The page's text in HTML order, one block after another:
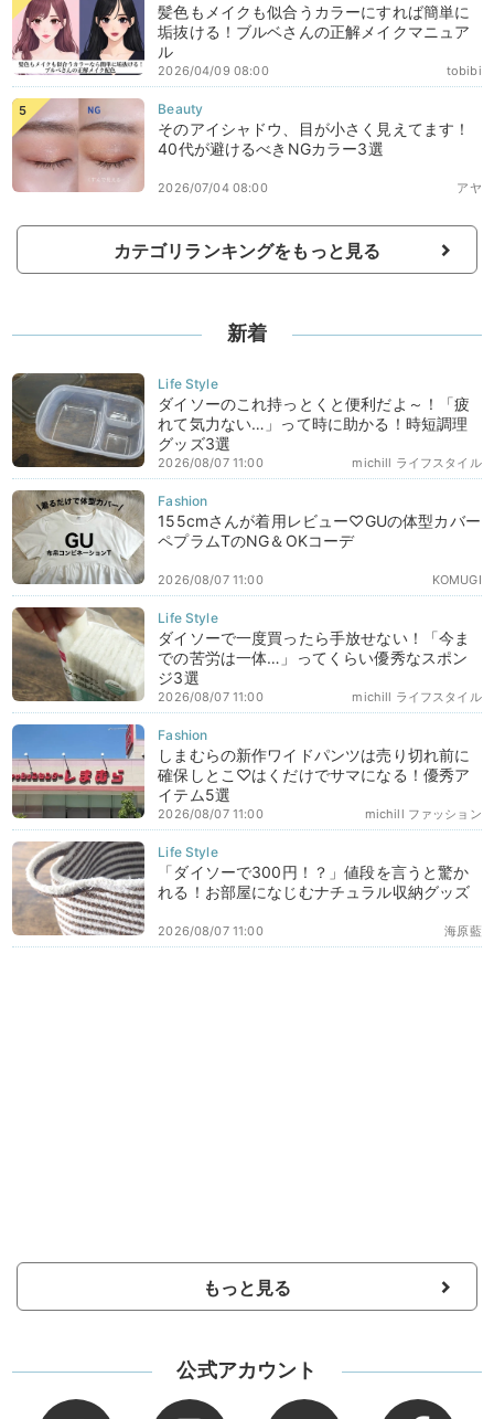
髪色もメイクも似合うカラーにすれば簡単に
垢抜ける！ブルベさんの正解メイクマニュア
ル
tobibi
2026/04/09 08:00
そのアイシャドウ、目が小さく見えてます！
40代が避けるべきNGカラー3選
アヤ
2026/07/04 08:00
カテゴリランキングをもっと見る
新着
ダイソーのこれ持っとくと便利だよ～！「疲
れて気力ない…」って時に助かる！時短調理
グッズ3選
michill ライフスタイル
2026/08/07 11:00
155cmさんが着用レビュー♡GUの体型カバー
ペプラムTのNG＆OKコーデ
KOMUGI
2026/08/07 11:00
ダイソーで一度買ったら手放せない！「今ま
での苦労は一体…」ってくらい優秀なスポン
ジ3選
michill ライフスタイル
2026/08/07 11:00
しまむらの新作ワイドパンツは売り切れ前に
確保しとこ♡はくだけでサマになる！優秀ア
イテム5選
michill ファッション
2026/08/07 11:00
「ダイソーで300円！？」値段を言うと驚か
れる！お部屋になじむナチュラル収納グッズ
海原藍
2026/08/07 11:00
もっと見る
公式アカウント